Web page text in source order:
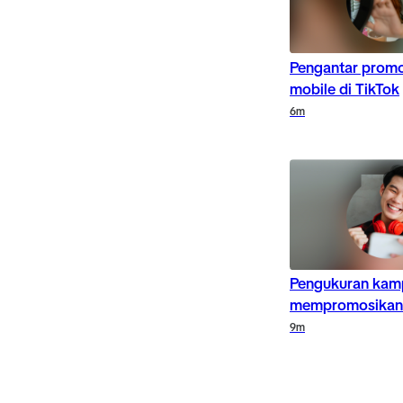
Pengantar
mobile di TikTok
6m
Pengukuran
9m